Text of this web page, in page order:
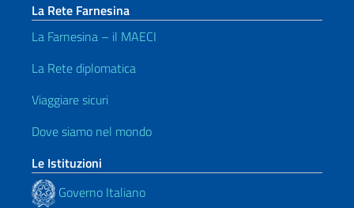
La Rete Farnesina
La Farnesina – il MAECI
La Rete diplomatica
Viaggiare sicuri
Dove siamo nel mondo
Le Istituzioni
Governo Italiano